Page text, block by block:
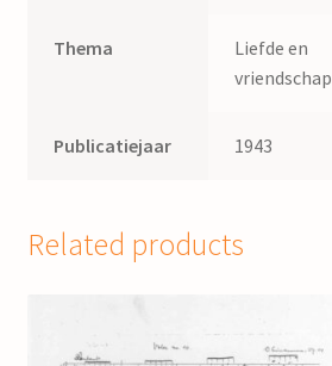
Thema
Liefde en
vriendschap
Publicatiejaar 1943
Related products